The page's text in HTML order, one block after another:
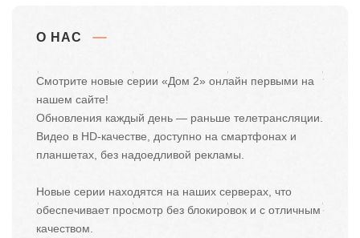
О НАС
Смотрите новые серии «Дом 2» онлайн первыми на
нашем сайте!
Обновления каждый день — раньше телетрансляции.
Видео в HD-качестве, доступно на смартфонах и
планшетах, без надоедливой рекламы.
Новые серии находятся на наших серверах, что
обеспечивает просмотр без блокировок и с отличным
качеством.